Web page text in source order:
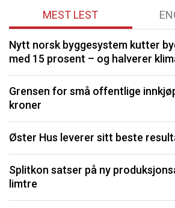
MEST LEST
Nytt norsk byggesystem kutter
med 15 prosent – og halverer
Grensen for små offentlige
kroner
Øster Hus leverer sitt beste
Splitkon satser på ny
limtre